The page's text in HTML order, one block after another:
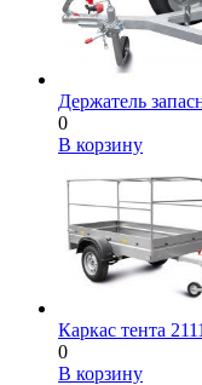
Держатель
0
В корзину
Каркас тента
0
В корзину